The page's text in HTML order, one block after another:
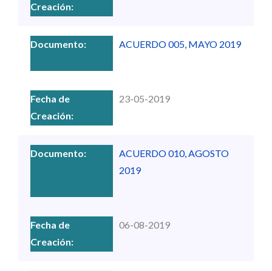
ACUERDO 005, MAYO 2019
23-05-2019
ACUERDO 010, AGOSTO
2019
06-08-2019